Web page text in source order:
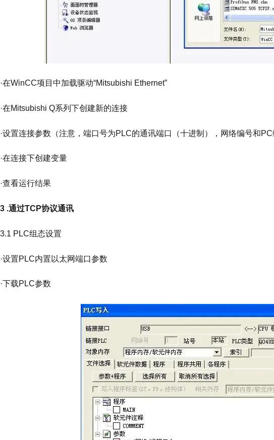
·在WinCC项目中加载驱动“Mitsubishi Ethernet”
·在Mitsubishi Q系列下创建新的连接
·设置连接参数（注意，端口号为PLC的通讯端口（十进制），网络编号和PC
·在连接下创建变量
·查看运行结果
3 .通过TCP协议通讯
3.1 PLC组态设置
·设置PLC内置以太网端口参数
·下载PLC参数